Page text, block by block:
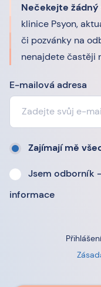
Nečekejte žádný
klinice Psyon,
či pozvánky na
nenajdete častěji
E-mailová adresa
Zajímají mě
Jsem odborník
informace